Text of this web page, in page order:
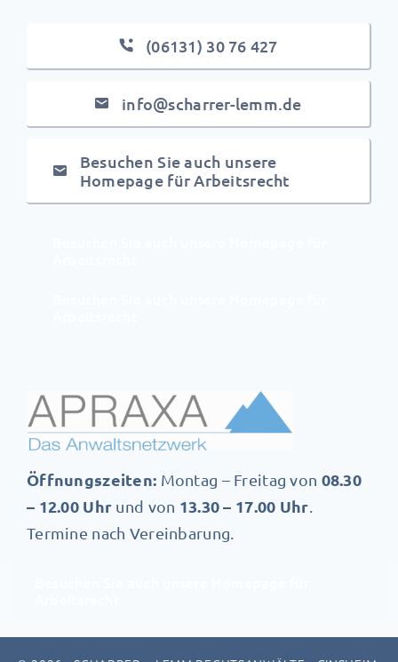
(06131) 30 76 427
info@scharrer-lemm.de
Besuchen Sie auch unsere
Homepage für Arbeitsrecht
Öffnungszeiten: Montag – Freitag von 08.30
– 12.00 Uhr und von 13.30 – 17.00 Uhr.
Termine nach Vereinbarung.